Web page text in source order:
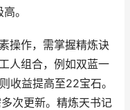
。
操作，需掌握精炼诀
人组合，例如双蓝一
收益提高至22宝石。
次更新。精炼天书记